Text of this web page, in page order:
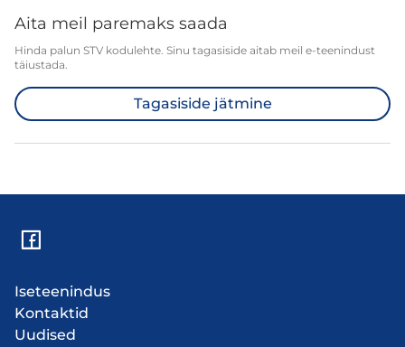
Aita meil paremaks saada
Hinda palun STV kodulehte. Sinu tagasiside aitab meil e-teenindust
täiustada.
Tagasiside jätmine
Iseteenindus
Kontaktid
Uudised